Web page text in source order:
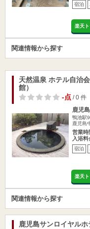
宿泊
楽天
関連情報から探す
天然温泉 ホテル自治
館）
-点/ 0 件
鹿児
鴨池駅
鹿児島
営業時
入浴料
宿泊
楽天
関連情報から探す
鹿児島サンロイヤルホ